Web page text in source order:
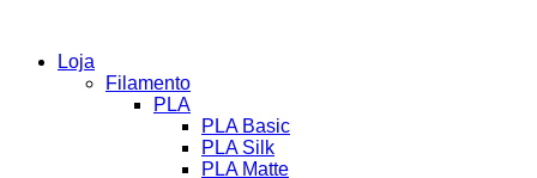
Loja
Filamento
PLA
PLA Basic
PLA Silk
PLA Matte